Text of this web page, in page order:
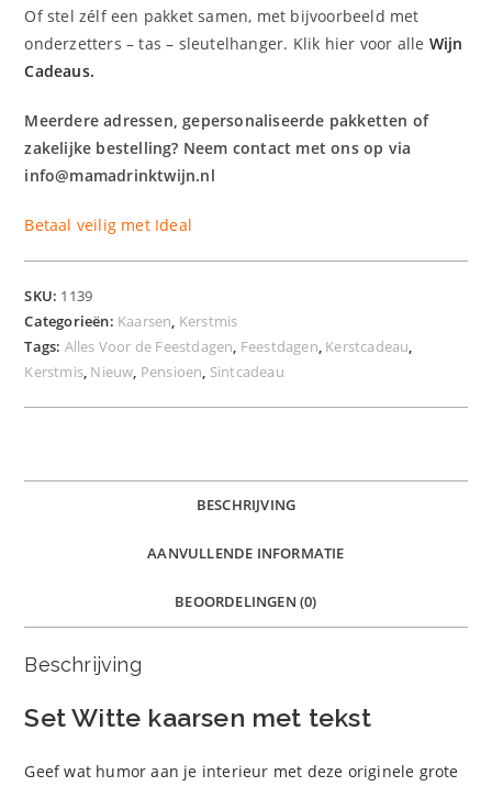
Of stel zélf een pakket samen, met bijvoorbeeld met
onderzetters – tas – sleutelhanger. Klik hier voor alle Wijn
Cadeaus.
Meerdere adressen, gepersonaliseerde pakketten of
zakelijke bestelling? Neem contact met ons op via
info@mamadrinktwijn.nl
Betaal veilig met Ideal
SKU: 1139
Categorieën: Kaarsen Kerstmis
Tags: Alles Voor de Feestdagen Feestdagen Kerstcadeau
Kerstmis Nieuw Pensioen Sintcadeau
BESCHRIJVING
AANVULLENDE INFORMATIE
BEOORDELINGEN (0)
Beschrijving
Set Witte kaarsen met tekst
Geef wat humor aan je interieur met deze originele grote